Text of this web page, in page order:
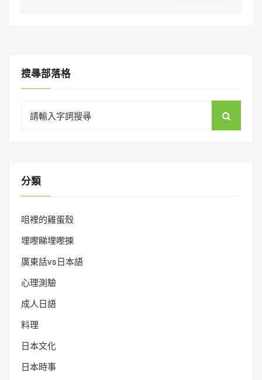
搜㝷部落格
for:
分類
咀裡的雞蛋殼
埋嚟睇埋嚟揀
廣東話vs日本語
心理測驗
成人日語
料理
日本文化
日本時事